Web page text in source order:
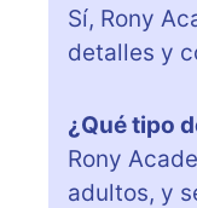
Sí, Rony
detalles y
¿Qué tipo
Rony
adultos, y